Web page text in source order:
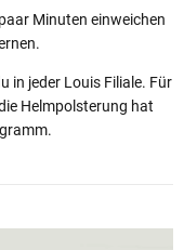
Minuten einweichen
in jeder Louis Filiale. Für
Helmpolsterung hat